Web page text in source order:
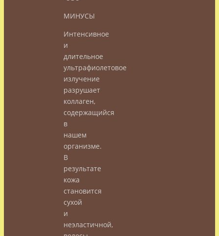
МИНУСЫ
Интенсивное
и
длительное
ультрафиолетовое
излучение
разрушает
коллаген,
содержащийся
в
нашем
организме.
В
результате
кожа
становится
сухой
и
неэластичной,